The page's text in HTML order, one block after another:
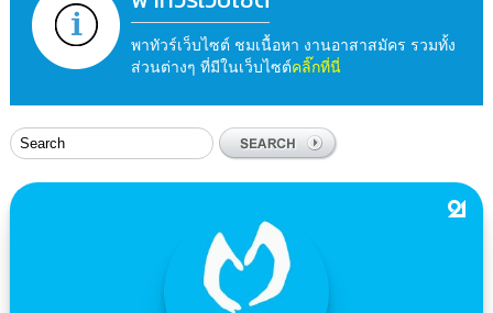
พาทัวร์เว็บไซต์ ชมเนื้อหา งานอาสาสมัคร รวมทั้ง
ส่วนต่างๆ ที่มีในเว็บไซต์คลิ๊กที่นี่